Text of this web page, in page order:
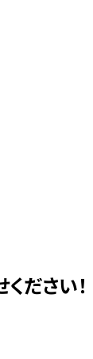
ださい！